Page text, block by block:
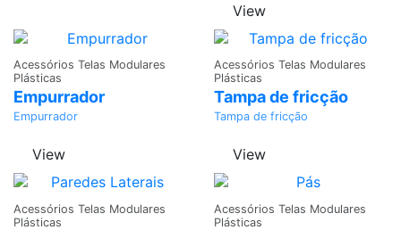
View
Adicionar
Acessórios Telas Modulares
Plásticas
Empurrador
Empurrador
View
Adicionar
Acessórios Telas Modulares
Plásticas
Tampa de fricção
Tampa de fricção
View
Acessórios Telas Modulares
Plásticas
Acessórios Telas Modulares
Plásticas